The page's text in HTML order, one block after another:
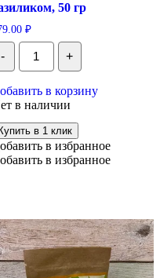
50 гр
₽
-
Количество
Чипсы
Морские
ламинарии
со
свеклой
и
базиликом,
50
+
в корзину
в наличии
Купить в 1 клик
в избранное
в избранное